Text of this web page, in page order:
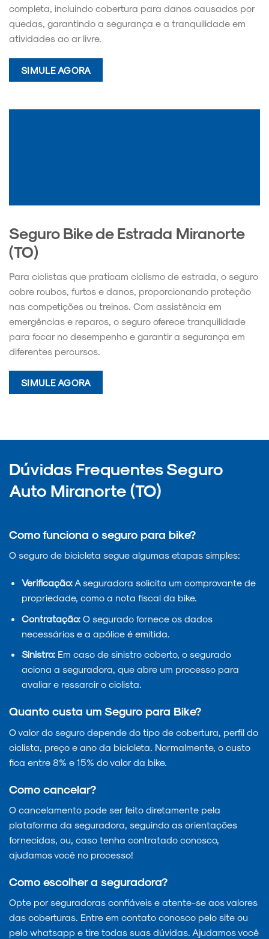
completa, incluindo cobertura para danos causados por
quedas, garantindo a segurança e a tranquilidade em
atividades ao ar livre.
SIMULE AGORA
Seguro Bike de Estrada Miranorte
(TO)
Para ciclistas que praticam ciclismo de estrada, o seguro
cobre roubos, furtos e danos, proporcionando proteção
nas competições ou treinos. Com assistência em
emergências e reparos, o seguro oferece tranquilidade
para focar no desempenho e garantir a segurança em
diferentes percursos.
SIMULE AGORA
Dúvidas Frequentes Seguro
Auto Miranorte (TO)
Como funciona o seguro para bike?
O seguro de bicicleta segue algumas etapas simples:
Verificação:A seguradora solicita um comprovante de
propriedade, como a nota fiscal da bike.
Contratação:O segurado fornece os dados
necessários e a apólice é emitida.
Sinistro:Em caso de sinistro coberto, o segurado
aciona a seguradora, que abre um processo para
avaliar e ressarcir o ciclista.
Quanto custa um Seguro para Bike?
O valor do seguro depende do tipo de cobertura, perfil do
ciclista, preço e ano da bicicleta. Normalmente, o custo
fica entre 8% e 15% do valor da bike.
Como cancelar?
O cancelamento pode ser feito diretamente pela
plataforma da seguradora, seguindo as orientações
fornecidas, ou, caso tenha contratado conosco,
ajudamos você no processo!
Como escolher a seguradora?
Opte por seguradoras confiáveis e atente-se aos valores
das coberturas. Entre em contato conosco pelo site ou
pelo whatsapp e tire todas suas dúvidas. Ajudamos você